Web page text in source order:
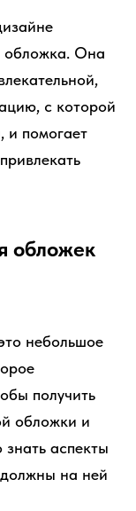
обложка. Она
с которой
и помогает
обложек
небольшое
получить
обложки и
аспекты
на ней